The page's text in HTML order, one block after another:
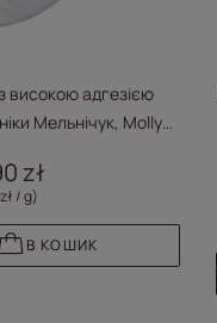
високою адгезією
Мельнічук, Molly
zł
/ g)
В КОШИК